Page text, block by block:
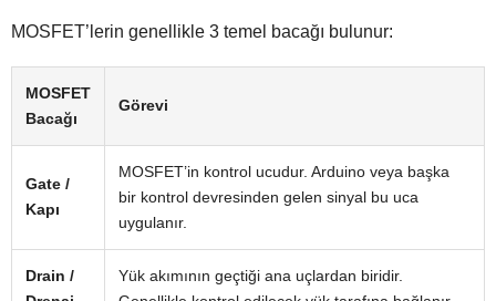
MOSFET’lerin genellikle 3 temel bacağı bulunur:
MOSFET
Bacağı
Görevi
Gate /
Kapı
MOSFET’in kontrol ucudur. Arduino veya başka
bir kontrol devresinden gelen sinyal bu uca
uygulanır.
Drain /
Yük akımının geçtiği ana uçlardan biridir.